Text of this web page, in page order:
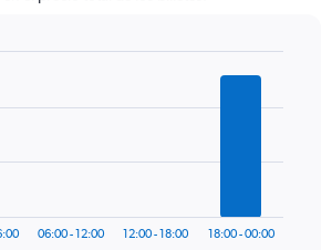
06:00 - 12:00 12:00 - 18:00 18:00 - 00:00